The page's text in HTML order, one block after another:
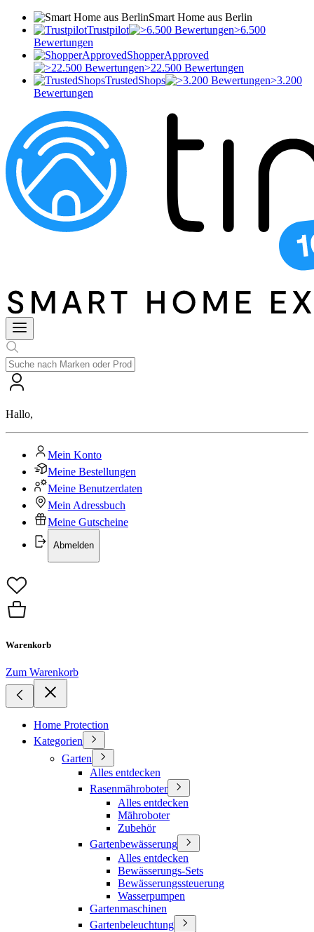
Smart Home aus Berlin
Trustpilot
>6.500
Bewertungen
ShopperApproved
>22.500 Bewertungen
TrustedShops
>3.200
Bewertungen
Hallo,
Mein Konto
Meine Bestellungen
Meine Benutzerdaten
Mein Adressbuch
Meine Gutscheine
Abmelden
Warenkorb
Zum Warenkorb
Home Protection
Kategorien
Garten
Alles entdecken
Rasenmähroboter
Alles entdecken
Mähroboter
Zubehör
Gartenbewässerung
Alles entdecken
Bewässerungs-Sets
Bewässerungssteuerung
Wasserpumpen
Gartenmaschinen
Gartenbeleuchtung